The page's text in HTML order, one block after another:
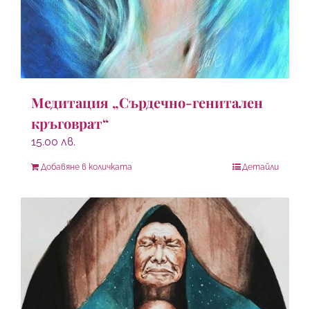
Медитация „Сърдечно-генитален
кръговрат“
15.00 лв.
Добавяне в количката Детайли